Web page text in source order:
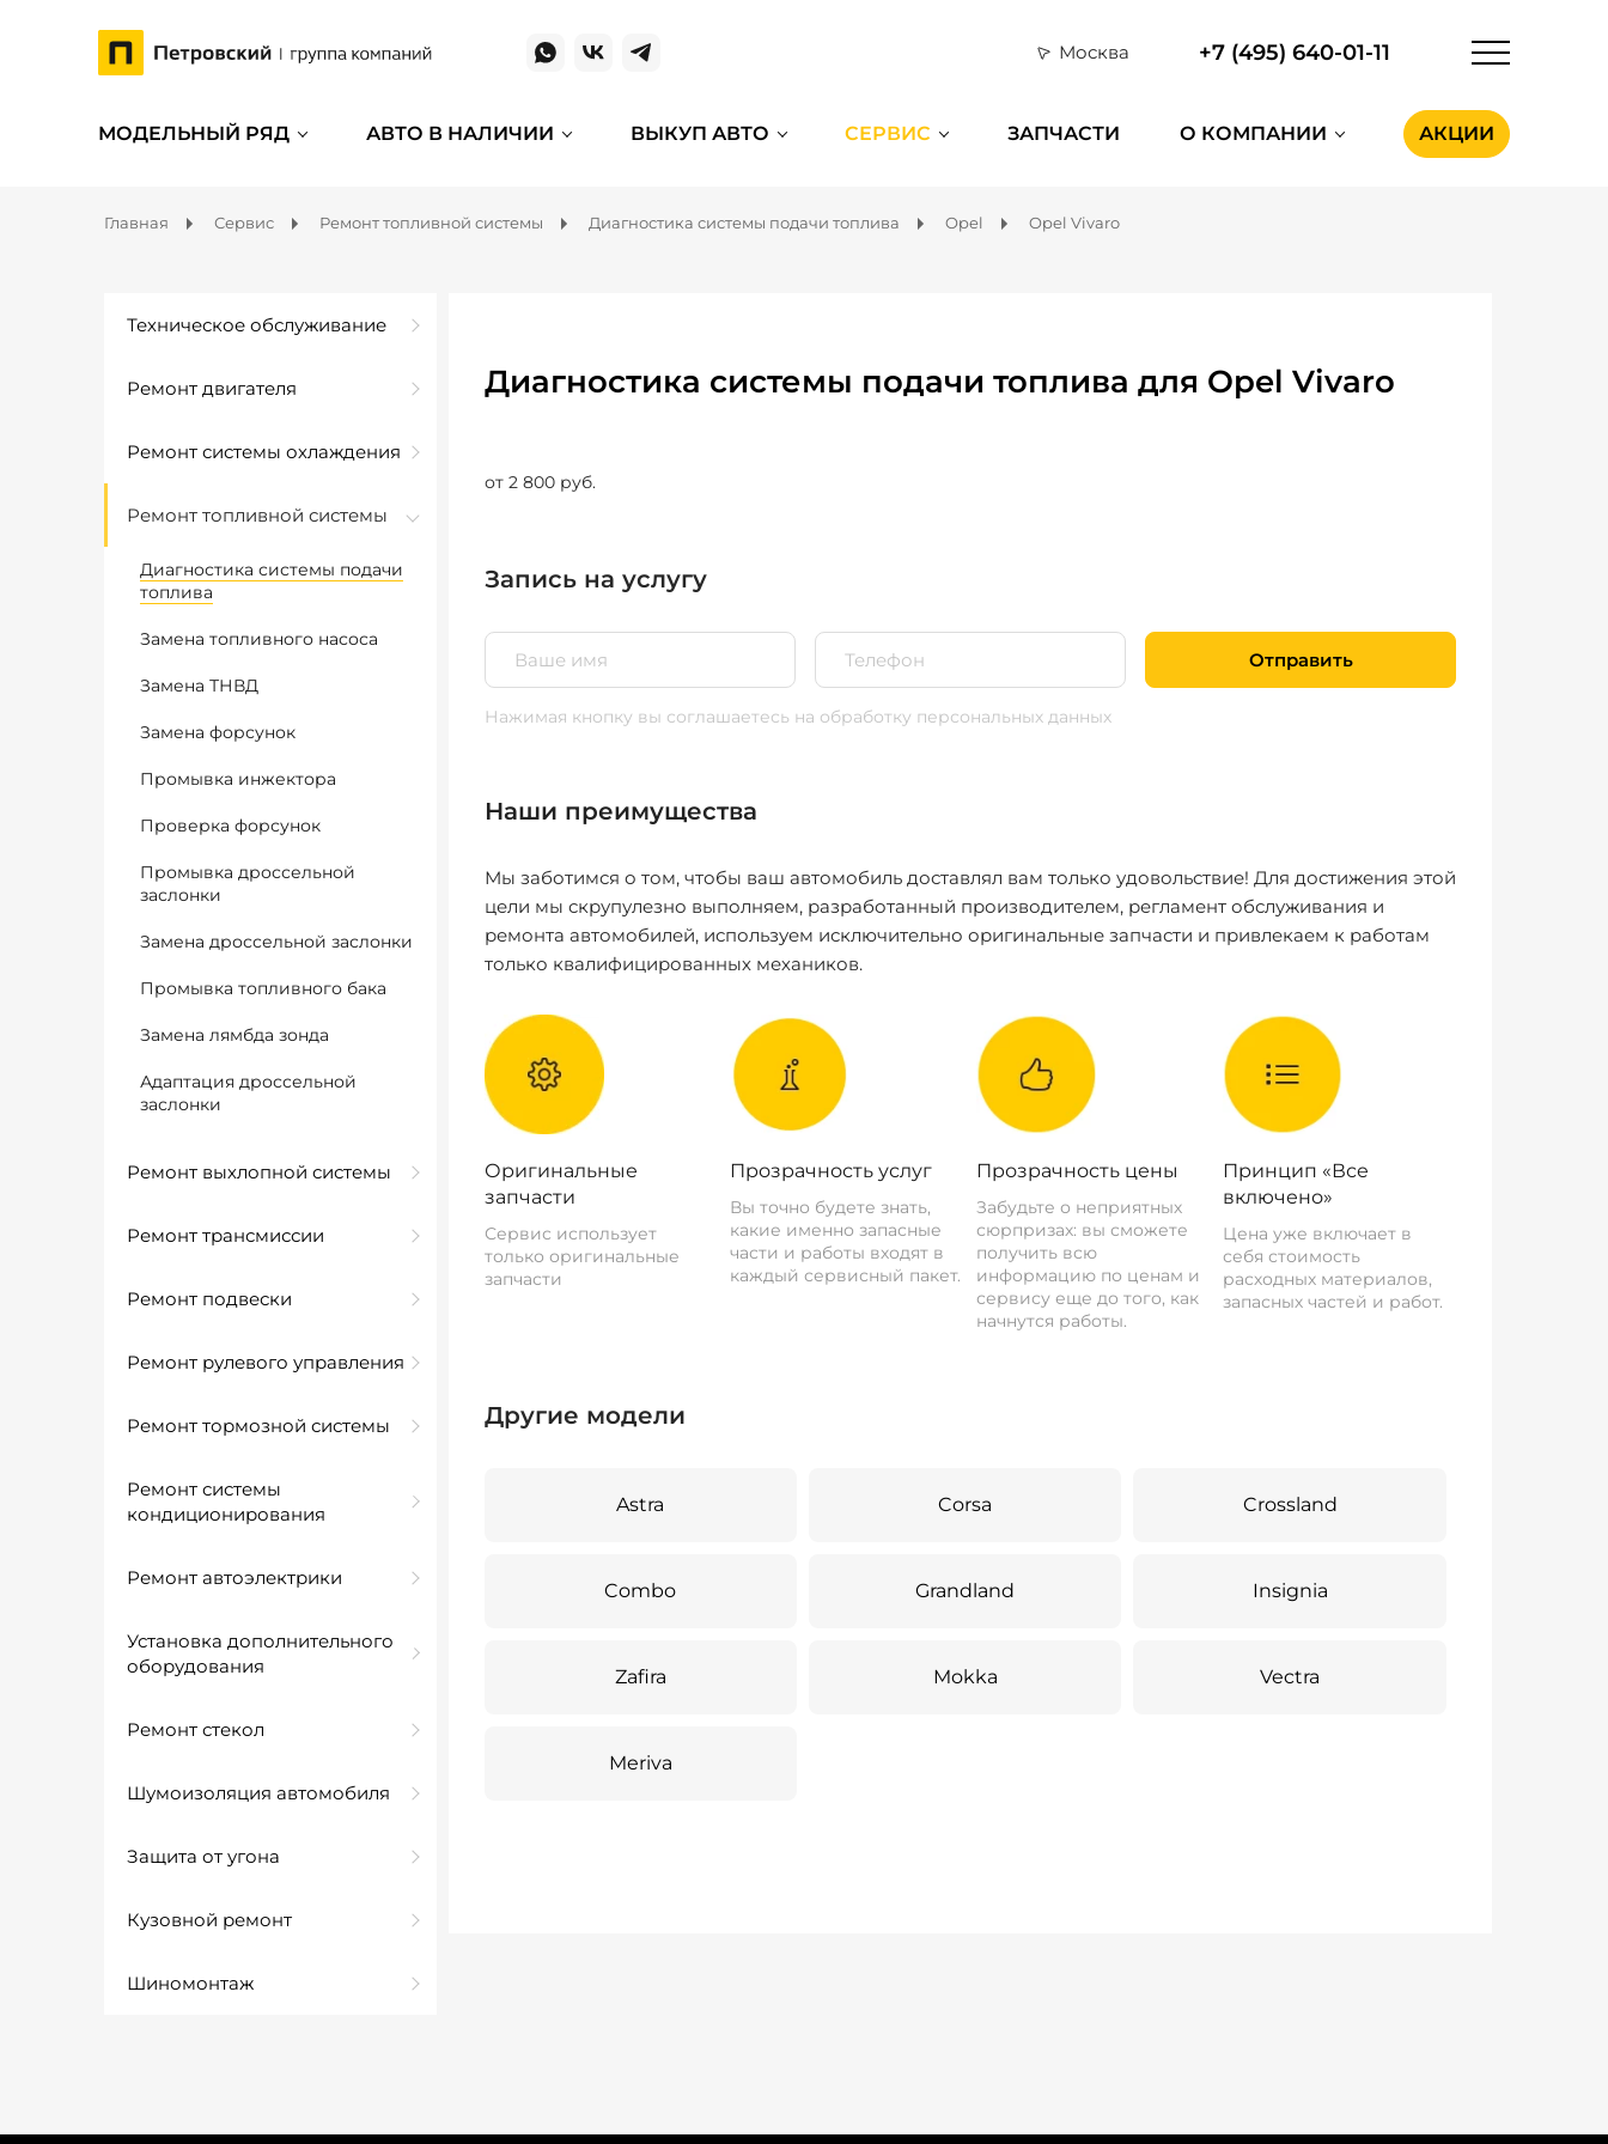
Москва +7 (495) 640-01-11
МОДЕЛЬНЫЙ РЯД АВТО В НАЛИЧИИ ВЫКУП АВТО СЕРВИС ЗАПЧАСТИ О КОМПАНИИ АКЦИИ
Главная Сервис Ремонт топливной системы Диагностика системы подачи топлива Opel Opel Vivaro
Техническое обслуживание
Ремонт двигателя
Ремонт системы охлаждения
Ремонт топливной системы
Диагностика системы подачи
топлива
Замена топливного насоса
Замена ТНВД
Замена форсунок
Промывка инжектора
Проверка форсунок
Промывка дроссельной
заслонки
Замена дроссельной заслонки
Промывка топливного бака
Замена лямбда зонда
Адаптация дроссельной
заслонки
Ремонт выхлопной системы
Ремонт трансмиссии
Ремонт подвески
Ремонт рулевого управления
Ремонт тормозной системы
Ремонт системы
кондиционирования
Ремонт автоэлектрики
Установка дополнительного
оборудования
Ремонт стекол
Шумоизоляция автомобиля
Защита от угона
Кузовной ремонт
Шиномонтаж
Диагностика системы подачи топлива для Opel Vivaro
от 2 800 руб.
Запись на услугу
Отправить
Нажимая кнопку вы соглашаетесь на обработку персональных данных
Наши преимущества
Мы заботимся о том, чтобы ваш автомобиль доставлял вам только удовольствие! Для достижения этой
цели мы скрупулезно выполняем, разработанный производителем, регламент обслуживания и
ремонта автомобилей, используем исключительно оригинальные запчасти и привлекаем к работам
только квалифицированных механиков.
Оригинальные
запчасти
Сервис использует
только оригинальные
запчасти
Прозрачность услуг
Вы точно будете знать,
какие именно запасные
части и работы входят в
каждый сервисный пакет.
Прозрачность цены
Забудьте о неприятных
сюрпризах: вы сможете
получить всю
информацию по ценам и
сервису еще до того, как
начнутся работы.
Принцип «Все
включено»
Цена уже включает в
себя стоимость
расходных материалов,
запасных частей и работ.
Другие модели
Astra Corsa Crossland
Combo Grandland Insignia
Zafira Mokka Vectra
Meriva